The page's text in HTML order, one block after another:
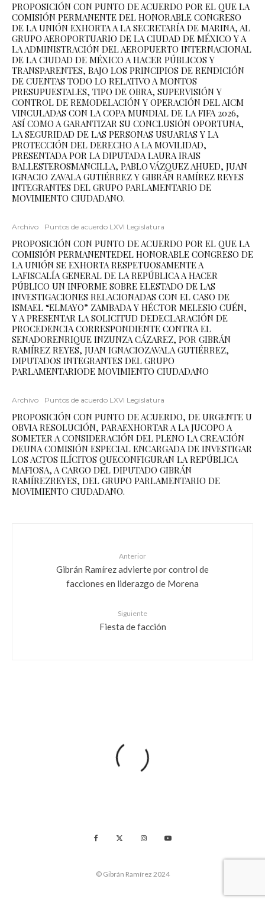
PROPOSICIÓN CON PUNTO DE ACUERDO POR EL QUE LA
COMISIÓN PERMANENTE DEL HONORABLE CONGRESO
DE LA UNIÓN EXHORTA A LA SECRETARÍA DE MARINA, AL
GRUPO AEROPORTUARIO DE LA CIUDAD DE MÉXICO Y A
LA ADMINISTRACIÓN DEL AEROPUERTO INTERNACIONAL
DE LA CIUDAD DE MÉXICO A HACER PÚBLICOS Y
TRANSPARENTES, BAJO LOS PRINCIPIOS DE RENDICIÓN
DE CUENTAS TODO LO RELATIVO A MONTOS
PRESUPUESTALES, TIPO DE OBRA, SUPERVISIÓN Y
CONTROL DE REMODELACIÓN Y OPERACIÓN DEL AICM
VINCULADAS CON LA COPA MUNDIAL DE LA FIFA 2026,
ASÍ COMO A GARANTIZAR SU CONCLUSIÓN OPORTUNA,
LA SEGURIDAD DE LAS PERSONAS USUARIAS Y LA
PROTECCIÓN DEL DERECHO A LA MOVILIDAD,
PRESENTADA POR LA DIPUTADA LAURA IRAIS
BALLESTEROSMANCILLA, PABLO VÁZQUEZ AHUED, JUAN
IGNACIO ZAVALA GUTIÉRREZ Y GIBRÁN RAMÍREZ REYES
INTEGRANTES DEL GRUPO PARLAMENTARIO DE
MOVIMIENTO CIUDADANO.
Archivo Puntos de acuerdo LXVI Legislatura
PROPOSICIÓN CON PUNTO DE ACUERDO POR EL QUE LA
COMISIÓN PERMANENTEDEL HONORABLE CONGRESO DE
LA UNIÓN SE EXHORTA RESPETUOSAMENTE A
LAFISCALÍA GENERAL DE LA REPÚBLICA A HACER
PÚBLICO UN INFORME SOBRE ELESTADO DE LAS
INVESTIGACIONES RELACIONADAS CON EL CASO DE
ISMAEL “ELMAYO” ZAMBADA Y HÉCTOR MELESIO CUÉN,
Y A PRESENTAR LA SOLICITUD DEDECLARACIÓN DE
PROCEDENCIA CORRESPONDIENTE CONTRA EL
SENADORENRIQUE INZUNZA CÁZAREZ, POR GIBRÁN
RAMÍREZ REYES, JUAN IGNACIOZAVALA GUTIÉRREZ,
DIPUTADOS INTEGRANTES DEL GRUPO
PARLAMENTARIODE MOVIMIENTO CIUDADANO
Archivo Puntos de acuerdo LXVI Legislatura
PROPOSICIÓN CON PUNTO DE ACUERDO, DE URGENTE U
OBVIA RESOLUCIÓN, PARAEXHORTAR A LA JUCOPO A
SOMETER A CONSIDERACIÓN DEL PLENO LA CREACIÓN
DEUNA COMISIÓN ESPECIAL ENCARGADA DE INVESTIGAR
LOS ACTOS ILÍCITOS QUECONFIGURAN LA REPÚBLICA
MAFIOSA, A CARGO DEL DIPUTADO GIBRÁN
RAMÍREZREYES, DEL GRUPO PARLAMENTARIO DE
MOVIMIENTO CIUDADANO.
Anterior
Gibrán Ramírez advierte por control de
facciones en liderazgo de Morena
Siguiente
Fiesta de facción
© Gibrán Ramírez 2024